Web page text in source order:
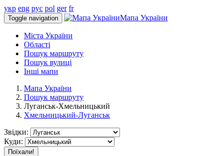
укр eng рус pol ger fr
Toggle navigation Мапа України
Міста України
Області
Пошук маршруту
Пошук вулиці
Інші мапи
Мапа України
Пошук маршруту
Луганськ-Хмельницький
Хмельницький-Луганськ
Звідки:
Куди:
Поїхали!